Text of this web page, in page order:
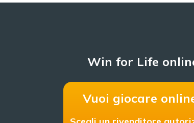
Win for Life
Vuoi giocare